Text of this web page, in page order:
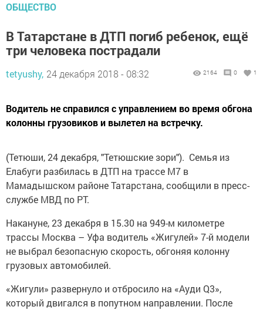
ОБЩЕСТВО
В Татарстане в ДТП погиб ребенок, ещё
три человека пострадали
tetyushy, 24 декабря 2018 - 08:32 2164 0 1
Водитель не справился с управлением во время обгона
колонны грузовиков и вылетел на встречку.
(Тетюши, 24 декабря, "Тетюшские зори"). Семья из
Елабуги разбилась в ДТП на трассе М7 в
Мамадышском районе Татарстана, сообщили в пресс-
службе МВД по РТ.
Накануне, 23 декабря в 15.30 на 949-м километре
трассы Москва – Уфа водитель «Жигулей» 7-й модели
не выбрал безопасную скорость, обгоняя колонну
грузовых автомобилей.
«Жигули» развернуло и отбросило на «Ауди Q3»,
который двигался в попутном направлении. После